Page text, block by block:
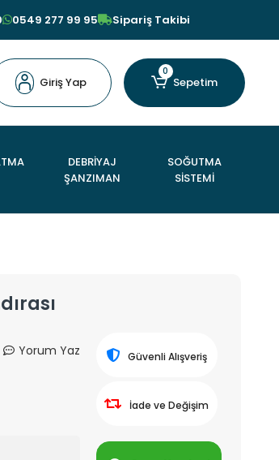
0549 277 99 95 Sipariş Takibi
Giriş Yap
0
Sepetim
DEBRİYAJ
ŞANZIMAN
SOĞUTMA
SİSTEMİ
Yorum Yaz
Güvenli Alışveriş
İade ve Değişim